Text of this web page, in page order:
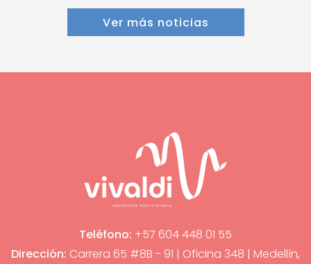
Ver más noticias
Teléfono: +57 604 448 01 55
Dirección: Carrera 65 #8B - 91 | Oficina 348 | Medellín,